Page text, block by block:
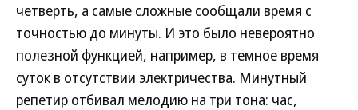
четверть, а самые сложные сообщали время с
точностью до минуты. И это было невероятно
полезной функцией, например, в темное время
суток в отсутствии электричества. Минутный
репетир отбивал мелодию на три тона: час,